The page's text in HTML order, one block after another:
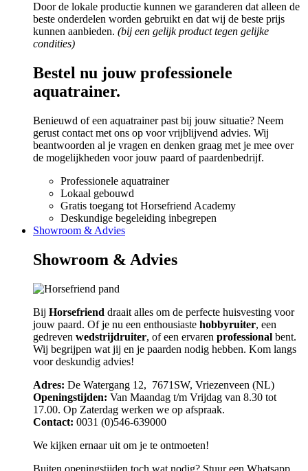
Door de lokale productie kunnen we garanderen dat alleen de
beste onderdelen worden gebruikt en dat wij de beste prijs
kunnen aanbieden. (bij een gelijk product tegen gelijke
condities)
Bestel nu jouw professionele
aquatrainer.
Benieuwd of een aquatrainer past bij jouw situatie? Neem
gerust contact met ons op voor vrijblijvend advies. Wij
beantwoorden al je vragen en denken graag met je mee over
de mogelijkheden voor jouw paard of paardenbedrijf.
Professionele aquatrainer
Lokaal gebouwd
Gratis toegang tot Horsefriend Academy
Deskundige begeleiding inbegrepen
Showroom & Advies
Showroom & Advies
Bij Horsefriend draait alles om de perfecte huisvesting voor
jouw paard. Of je nu een enthousiaste hobbyruiter, een
gedreven wedstrijdruiter, of een ervaren professional bent.
Wij begrijpen wat jij en je paarden nodig hebben. Kom langs
voor deskundig advies!
Adres: De Watergang 12, 7671SW, Vriezenveen (NL)
Openingstijden: Van Maandag t/m Vrijdag van 8.30 tot
17.00. Op Zaterdag werken we op afspraak.
Contact: 0031 (0)546-639000
We kijken ernaar uit om je te ontmoeten!
Buiten openingstijden toch wat nodig? Stuur een Whatsapp